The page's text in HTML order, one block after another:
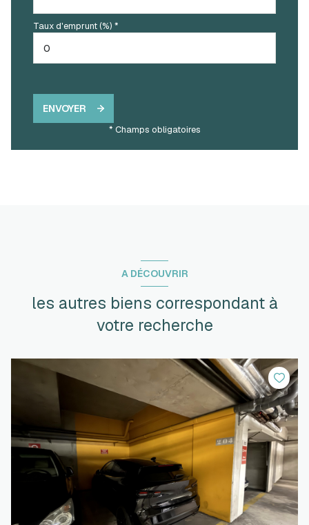
Taux d'emprunt (%) *
ENVOYER
* Champs obligatoires
A DÉCOUVRIR
les autres biens correspondant à
votre recherche